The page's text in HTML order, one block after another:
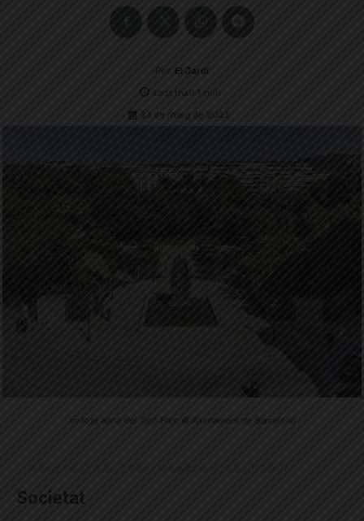
Per El Jardí
Less than 1 min.
23 de maig de 2023
Imatge aèria del Turó Parc © Ajuntament de Barcelona
Societat